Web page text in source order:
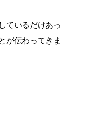
ているだけあっ
が伝わってきま